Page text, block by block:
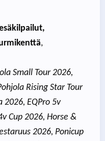
,
Small Tour 2026,
Rising Star Tour
2026, EQPro 5v
Cup 2026, Horse &
2026, Ponicup